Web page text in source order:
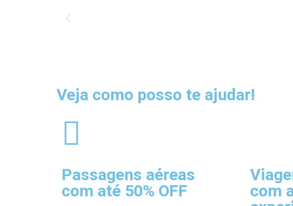
Veja como posso te ajudar!
Passagens aéreas
com até 50% OFF
com